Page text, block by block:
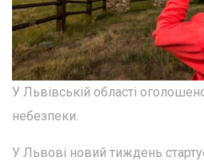
У Львівській області
небезпеки.
У Львові новий тиждень